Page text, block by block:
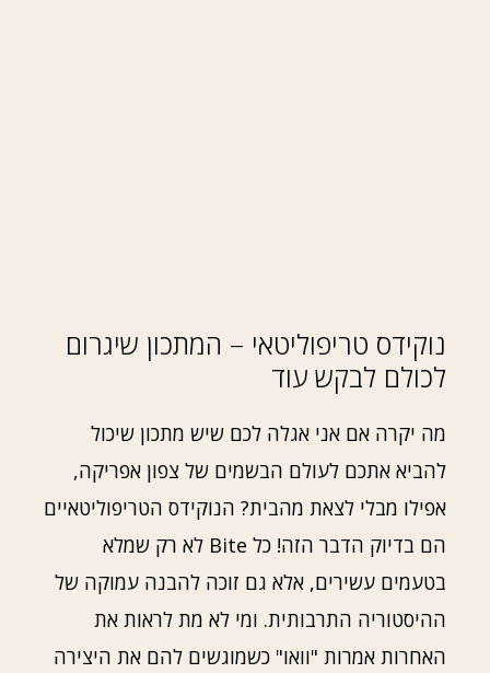
נוקידס טריפוליטאי – המתכון שיגרום
לכולם לבקש עוד
מה יקרה אם אני אגלה לכם שיש מתכון שיכול
להביא אתכם לעולם הבשמים של צפון אפריקה,
אפילו מבלי לצאת מהבית? הנוקידס הטריפוליטאיים
הם בדיוק הדבר הזה! כל Bite לא רק שמלא
בטעמים עשירים, אלא גם זוכה להבנה עמוקה של
ההיסטוריה התרבותית. ומי לא מת לראות את
האחרות אמרות "וואו" כשמוגשים להם את היצירה